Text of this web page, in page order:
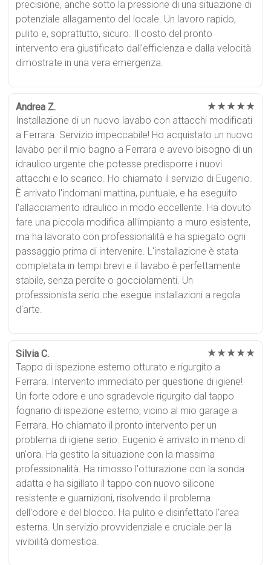
precisione, anche sotto la pressione di una situazione di
potenziale allagamento del locale. Un lavoro rapido,
pulito e, soprattutto, sicuro. Il costo del pronto
intervento era giustificato dall'efficienza e dalla velocità
dimostrate in una vera emergenza.
Andrea Z. ★★★★★
Installazione di un nuovo lavabo con attacchi modificati
a Ferrara. Servizio impeccabile! Ho acquistato un nuovo
lavabo per il mio bagno a Ferrara e avevo bisogno di un
idraulico urgente che potesse predisporre i nuovi
attacchi e lo scarico. Ho chiamato il servizio di Eugenio.
È arrivato l'indomani mattina, puntuale, e ha eseguito
l'allacciamento idraulico in modo eccellente. Ha dovuto
fare una piccola modifica all'impianto a muro esistente,
ma ha lavorato con professionalità e ha spiegato ogni
passaggio prima di intervenire. L'installazione è stata
completata in tempi brevi e il lavabo è perfettamente
stabile, senza perdite o gocciolamenti. Un
professionista serio che esegue installazioni a regola
d'arte.
Silvia C. ★★★★★
Tappo di ispezione esterno otturato e rigurgito a
Ferrara. Intervento immediato per questione di igiene!
Un forte odore e uno sgradevole rigurgito dal tappo
fognario di ispezione esterno, vicino al mio garage a
Ferrara. Ho chiamato il pronto intervento per un
problema di igiene serio. Eugenio è arrivato in meno di
un'ora. Ha gestito la situazione con la massima
professionalità. Ha rimosso l'otturazione con la sonda
adatta e ha sigillato il tappo con nuovo silicone
resistente e guarnizioni, risolvendo il problema
dell'odore e del blocco. Ha pulito e disinfettato l'area
esterna. Un servizio provvidenziale e cruciale per la
vivibilità domestica.